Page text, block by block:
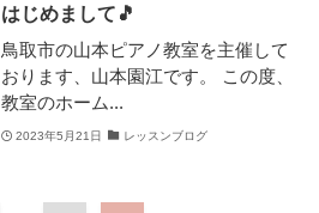
はじめまして🎵
鳥取市の山本ピアノ教室を主催して
おります、山本園江です。 この度、
教室のホーム...
2023年5月21日 レッスンブログ